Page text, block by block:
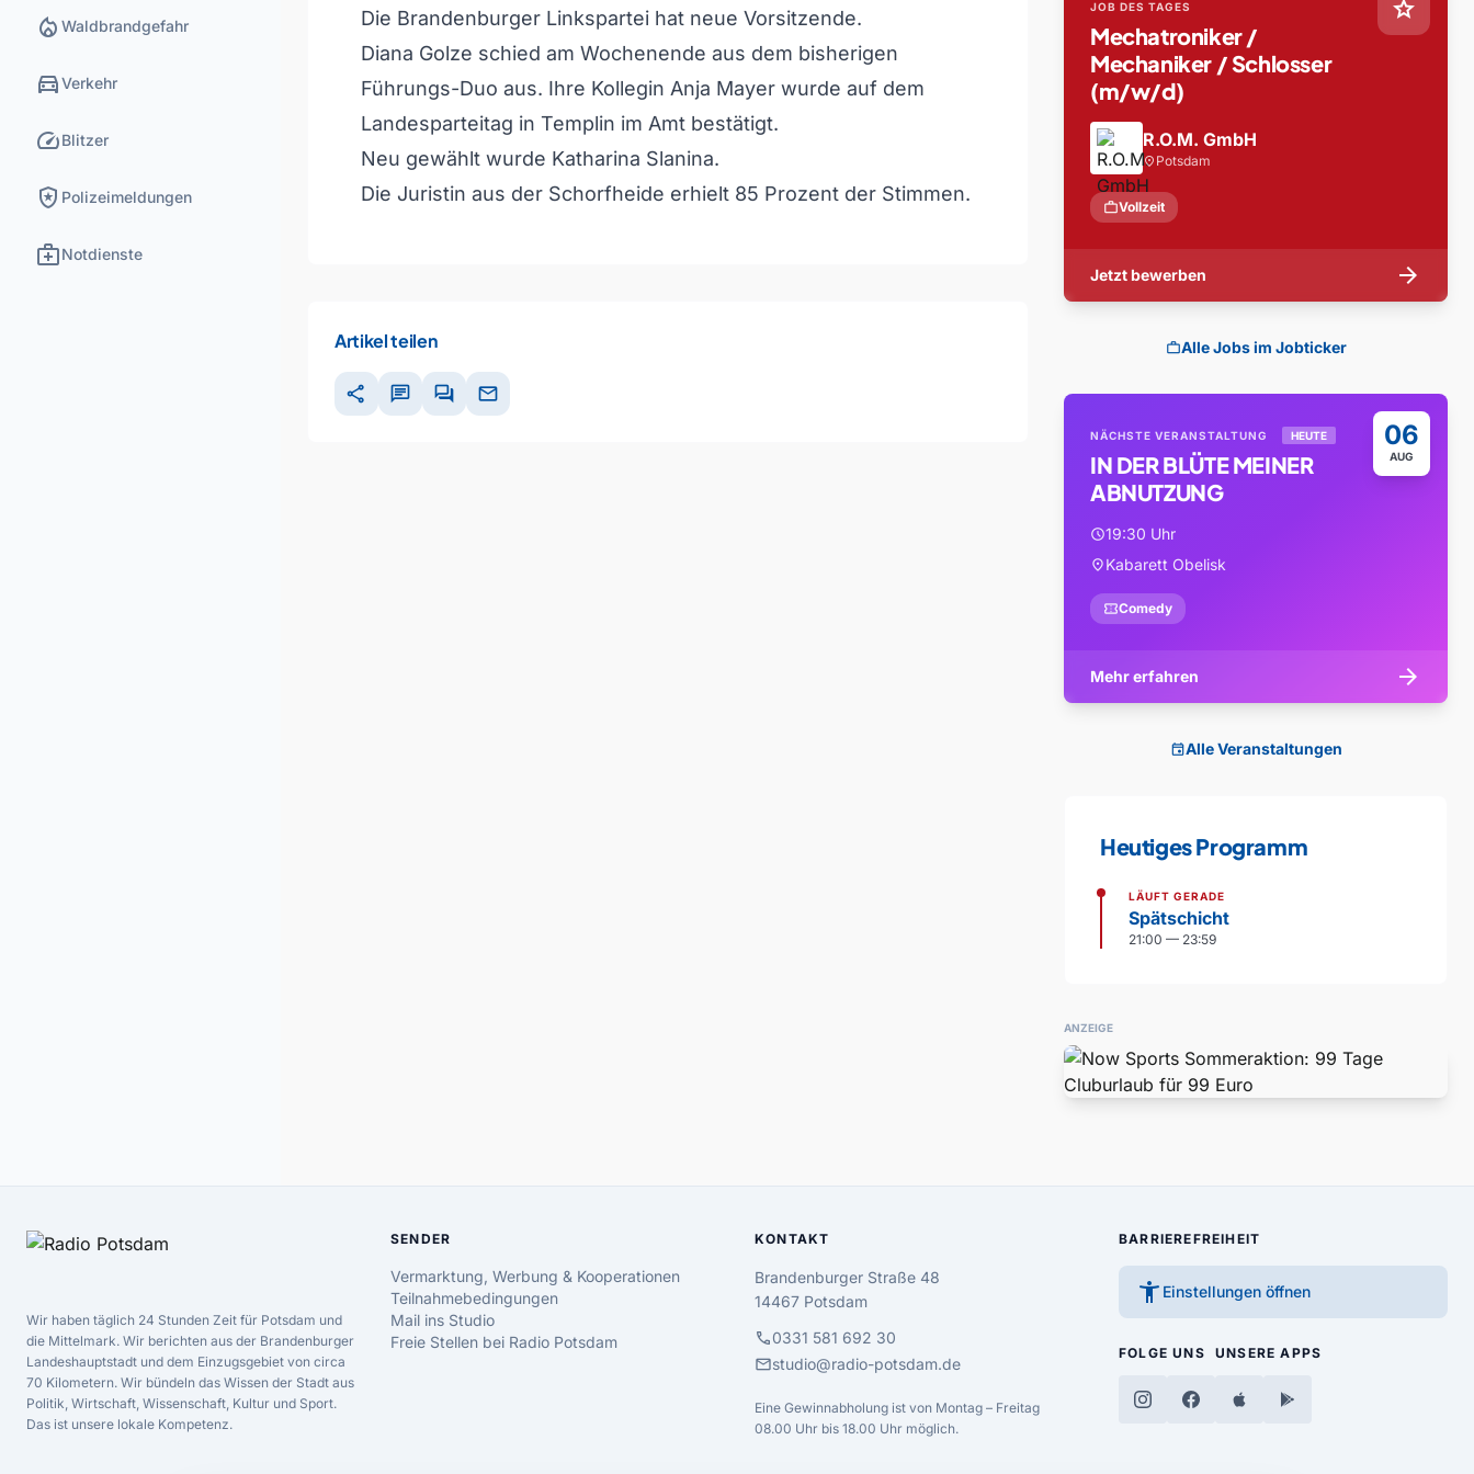
local_fire_department Waldbrandgefahr
directions_carVerkehr
speedBlitzer
local_police Polizeimeldungen
medical_servicesNotdienste
Die Brandenburger Linkspartei hat neue Vorsitzende.
Diana Golze schied am Wochenende aus dem bisherigen
Führungs-Duo aus. Ihre Kollegin Anja Mayer wurde auf dem
Landesparteitag in Templin im Amt bestätigt.
Neu gewählt wurde Katharina Slanina.
Die Juristin aus der Schorfheide erhielt 85 Prozent der Stimmen.
Artikel teilen
share chat forum mail
star
JOB DES TAGES
Mechatroniker /
Mechaniker / Schlosser
(m/w/d)
R.O.M. GmbH
location_on Potsdam
workVollzeit
Jetzt bewerben arrow_forward
workAlle Jobs im Jobticker
06
AUG
NÄCHSTE VERANSTALTUNG HEUTE
IN DER BLÜTE MEINER
ABNUTZUNG
schedule19:30 Uhr
location_onKabarett Obelisk
confirmation_numberComedy
Mehr erfahren arrow_forward
eventAlle Veranstaltungen
Heutiges Programm
LÄUFT GERADE
Spätschicht
21:00 — 23:59
ANZEIGE
Wir haben täglich 24 Stunden Zeit für Potsdam und
die Mittelmark. Wir berichten aus der Brandenburger
Landeshauptstadt und dem Einzugsgebiet von circa
70 Kilometern. Wir bündeln das Wissen der Stadt aus
Politik, Wirtschaft, Wissenschaft, Kultur und Sport.
Das ist unsere lokale Kompetenz.
SENDER
Vermarktung, Werbung & Kooperationen
Teilnahmebedingungen
Mail ins Studio
Freie Stellen bei Radio Potsdam
KONTAKT
Brandenburger Straße 48
14467 Potsdam
call0331 581 692 30
mailstudio@radio-potsdam.de
Eine Gewinnabholung ist von Montag – Freitag
08.00 Uhr bis 18.00 Uhr möglich.
BARRIEREFREIHEIT
accessibility_new Einstellungen öffnen
FOLGE UNS UNSERE APPS